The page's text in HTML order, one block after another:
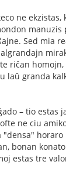
ne ekzistas,
manuzis
Sed mia
riĉan
laŭ granda
– tio estas
ne ciu
"densa"
bonan
estas tre